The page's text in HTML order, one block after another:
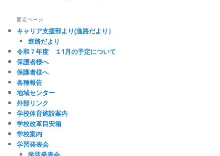
固定ページ
キャリア支援部より(進路だより）
進路だより
令和７年度 １1月の予定について
保護者様へ
保護者様へ
各種報告
地域センター
外部リンク
学校体育施設案内
学校改革目安箱
学校案内
学習発表会
学習発表会